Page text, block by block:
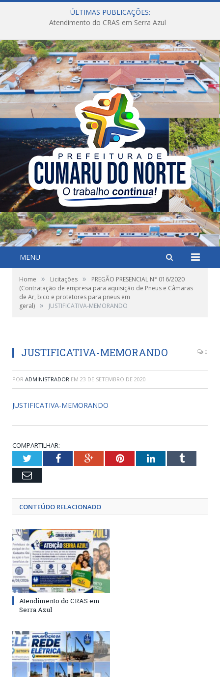
ÚLTIMAS PUBLICAÇÕES:
Atendimento do CRAS em Serra Azul
MENU
Home » Licitações »
PREGÃO PRESENCIAL N° 016/2020
(Contratação de empresa para aquisição de Pneus e Câmaras
de Ar, bico e protetores para pneus em
geral) » JUSTIFICATIVA-MEMORANDO
JUSTIFICATIVA-MEMORANDO 0
POR ADMINISTRADOR EM 23 DE SETEMBRO DE 2020
JUSTIFICATIVA-MEMORANDO
COMPARTILHAR:
TwitterFacebookGoogle+PinterestLinkedInTumblr
Email
CONTEÚDO RELACIONADO
Atendimento do CRAS em
Serra Azul